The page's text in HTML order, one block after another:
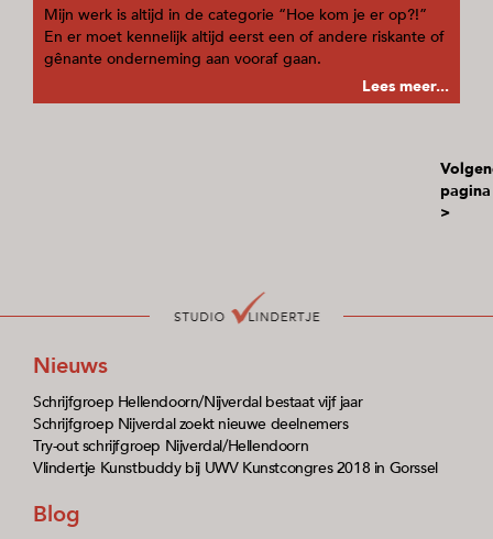
Mijn werk is altijd in de categorie “Hoe kom je er op?!”
En er moet kennelijk altijd eerst een of andere riskante of
gênante onderneming aan vooraf gaan.
Lees meer...
pagina
>
Nieuws
Schrijfgroep Hellendoorn/Nijverdal bestaat vijf jaar
Schrijfgroep Nijverdal zoekt nieuwe deelnemers
Try-out schrijfgroep Nijverdal/Hellendoorn
Vlindertje Kunstbuddy bij UWV Kunstcongres 2018 in Gorssel
Blog